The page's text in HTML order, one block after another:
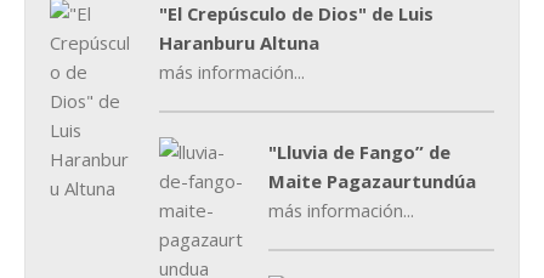
"El Crepúsculo de Dios" de Luis
Haranburu Altuna
más información...
"Lluvia de Fango” de
Maite Pagazaurtundúa
más información...